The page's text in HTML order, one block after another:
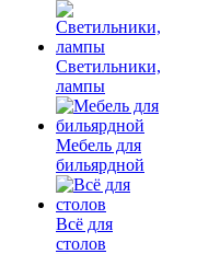
Светильники,
лампы
Мебель для
бильярдной
Всё для
столов